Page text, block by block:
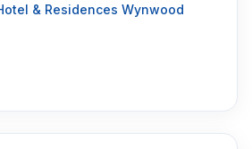
& Residences Wynwood